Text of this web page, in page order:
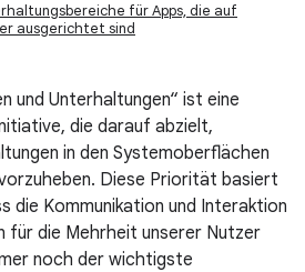
für Apps, die auf
ausgerichtet sind
und Unterhaltungen“ ist eine
die darauf abzielt,
in den Systemoberflächen
Diese Priorität basiert
die Kommunikation und Interaktion
für die Mehrheit unserer Nutzer
noch der wichtigste